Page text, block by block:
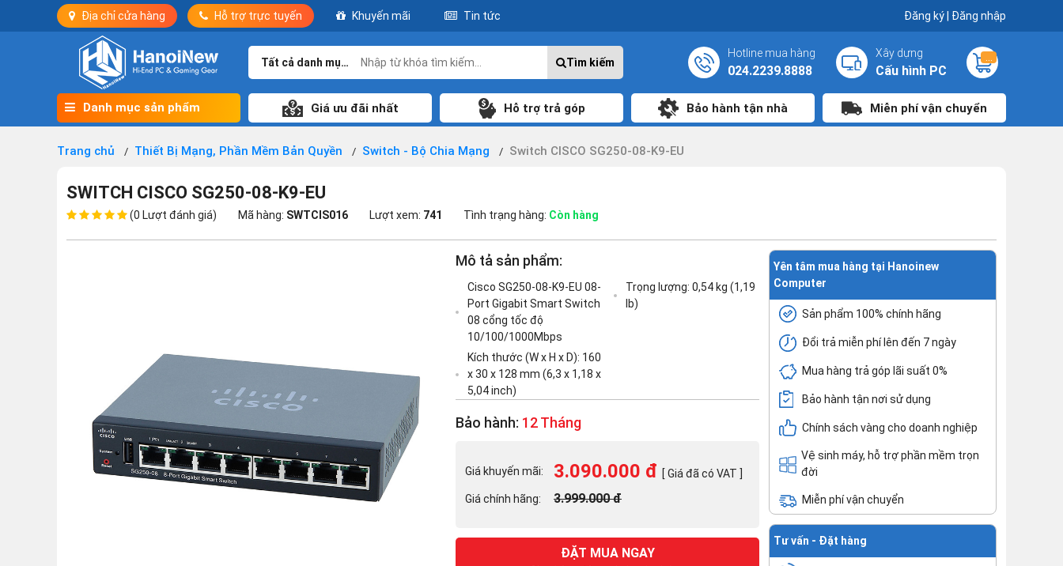
Địa chỉ cửa hàng Hỗ trợ trực tuyến Khuyến mãi Tin tức Đăng ký| Đăng nhập
Tất cả danh mục Tìm kiếm
Hotline mua hàng
024.2239.8888
Xây dựng
Cấu hình PC
Danh mục sản phẩm Giá ưu đãi nhất Hỗ trợ trả góp Bảo hành tận nhà Miễn phí vận chuyển
Trang chủ Thiết Bị Mạng, Phần Mềm Bản Quyền Switch - Bộ Chia Mạng Switch CISCO SG250-08-K9-EU
SWITCH CISCO SG250-08-K9-EU
(0 Lượt đánh giá) Mã hàng: SWTCIS016 Lượt xem: 741 Tình trạng hàng: Còn hàng
Mô tả sản phẩm:
Cisco SG250-08-K9-EU 08-
Port Gigabit Smart Switch
08 cổng tốc độ
10/100/1000Mbps
Kích thước (W x H x D): 160
x 30 x 128 mm (6,3 x 1,18 x
5,04 inch)
Trọng lượng: 0,54 kg (1,19
lb)
Bảo hành: 12 Tháng
Giá khuyến mãi: 3.090.000 đ [ Giá đã có VAT ]
Giá chính hãng:
3.999.000 đ
ĐẶT MUA NGAY
Yên tâm mua hàng tại Hanoinew
Computer
Sản phẩm 100% chính hãng
Đổi trả miễn phí lên đến 7 ngày
Mua hàng trả góp lãi suất 0%
Bảo hành tận nơi sử dụng
Chính sách vàng cho doanh nghiệp
Vệ sinh máy, hỗ trợ phần mềm trọn
đời
Miễn phí vận chuyển
Tư vấn - Đặt hàng